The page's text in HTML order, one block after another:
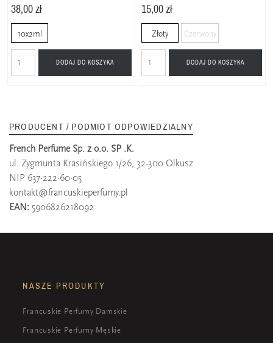
38,00 zł
10x2ml
DODAJ DO KOSZYKA
15,00 zł
Złoty Czerwony
DODAJ DO KOSZYKA
PRODUCENT / PODMIOT ODPOWIEDZIALNY
French Perfume Sp. z o.o. SP .K.
ul. Zygmunta Krasińskiego 1/26, 32-300 Olkusz
NIP 637-222-60-05
kontakt@francuskieperfumy.pl
EAN: 5906826218092
NASZE PRODUKTY
Francuskie Perfumy Damskie
Francuskie Perfumy Męskie